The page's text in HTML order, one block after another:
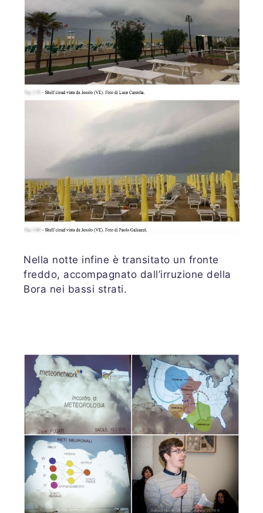
Nella notte infine è transitato un fronte
freddo, accompagnato dall’irruzione della
Bora nei bassi strati.